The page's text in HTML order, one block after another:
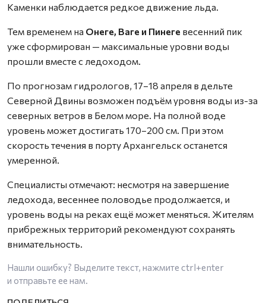
Каменки наблюдается редкое движение льда.
Тем временем на Онеге, Ваге и Пинеге весенний пик
уже сформирован — максимальные уровни воды
прошли вместе с ледоходом.
По прогнозам гидрологов, 17–18 апреля в дельте
Северной Двины возможен подъём уровня воды из-за
северных ветров в Белом море. На полной воде
уровень может достигать 170–200 см. При этом
скорость течения в порту Архангельск останется
умеренной.
Специалисты отмечают: несмотря на завершение
ледохода, весеннее половодье продолжается, и
уровень воды на реках ещё может меняться. Жителям
прибрежных территорий рекомендуют сохранять
внимательность.
Нашли ошибку? Выделите текст, нажмите ctrl+enter
и отправьте ее нам.